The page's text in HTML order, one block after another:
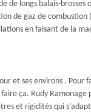
longs balais-
de gaz de
en faisant de la
et ses environs . Pour
ça. Rudy
et rigidités qui